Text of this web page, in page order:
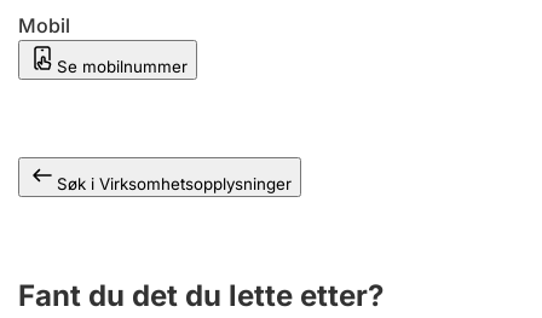
Mobil
Se mobilnummer
Søk i Virksomhetsopplysninger
Fant du det du lette etter?